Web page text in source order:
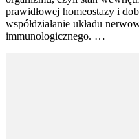
prawidłowej homeostazy i
współdziałanie układu
immunologicznego. …